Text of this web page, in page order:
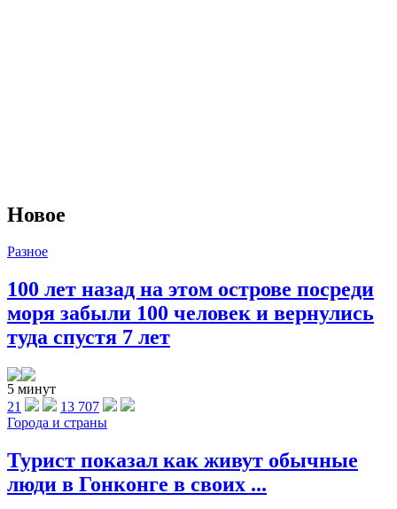
Новое
Разное
100 лет назад на этом острове посреди
моря забыли 100 человек и вернулись
туда спустя 7 лет
5 минут
21
13 707
Города и страны
Турист показал как живут обычные
люди в Гонконге в своих ...